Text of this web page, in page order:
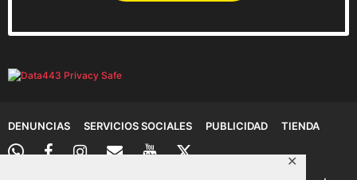
✕
DENUNCIAS SERVICIOS SOCIALES PUBLICIDAD TIENDA